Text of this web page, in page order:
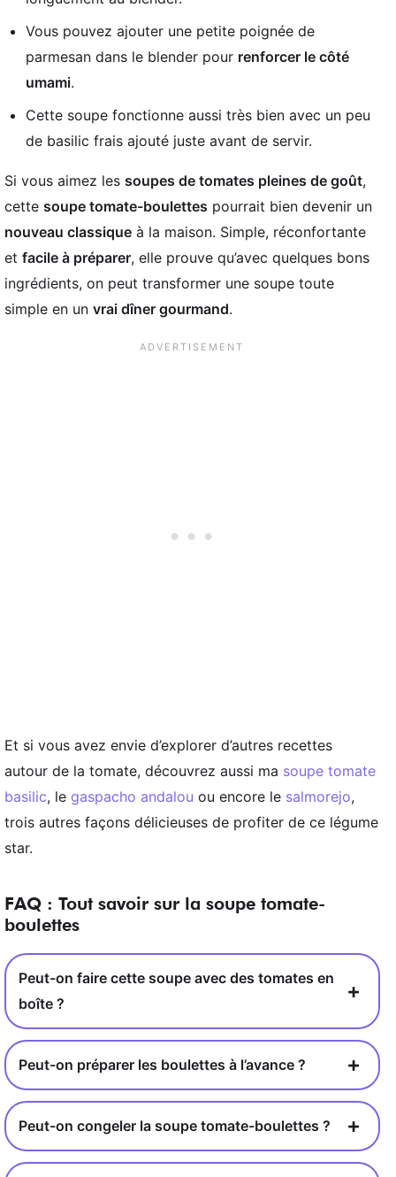
Vous pouvez ajouter une petite poignée de
parmesan dans le blender pour renforcer le côté
umami.
Cette soupe fonctionne aussi très bien avec un peu
de basilic frais ajouté juste avant de servir.
Si vous aimez les soupes de tomates pleines de goût,
cette soupe tomate-boulettes pourrait bien devenir un
nouveau classique à la maison. Simple, réconfortante
et facile à préparer, elle prouve qu’avec quelques bons
ingrédients, on peut transformer une soupe toute
simple en un vrai dîner gourmand.
Et si vous avez envie d’explorer d’autres recettes
autour de la tomate, découvrez aussi ma soupe tomate
basilic, le gaspacho andalou ou encore le salmorejo,
trois autres façons délicieuses de profiter de ce légume
star.
FAQ : Tout savoir sur la soupe tomate-
boulettes
Peut-on faire cette soupe avec des tomates en
boîte ?
Peut-on préparer les boulettes à l’avance ?
Peut-on congeler la soupe tomate-boulettes ?